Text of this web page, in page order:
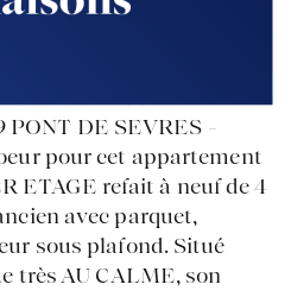
PONT DE SEVRES -
pour cet appartement
ETAGE refait à neuf de 4
avec parquet,
sous plafond. Situé
très AU CALME, son